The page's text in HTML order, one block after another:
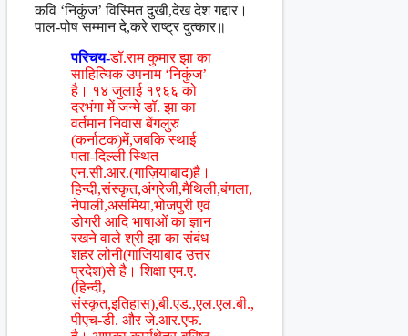
कवि ‘निकुंज’ विस्मित दुखी,देख देश गद्दार।
पाल-पोष सम्मान दे,करे राष्ट्र दुत्कार॥
परिचय-डॉ.राम कुमार झा का
साहित्यिक उपनाम ‘निकुंज’
है। १४ जुलाई १९६६ को
दरभंगा में जन्मे डॉ. झा का
वर्तमान निवास बेंगलुरु
(कर्नाटक)में,जबकि स्थाई
पता-दिल्ली स्थित
एन.सी.आर.(गाज़ियाबाद)है।
हिन्दी,संस्कृत,अंग्रेजी,मैथिली,बंगला,
नेपाली,असमिया,भोजपुरी एवं
डोगरी आदि भाषाओं का ज्ञान
रखने वाले श्री झा का संबंध
शहर लोनी(गाजि़याबाद उत्तर
प्रदेश)से है। शिक्षा एम.ए.
(हिन्दी,
संस्कृत,इतिहास),बी.एड.,एल.एल.बी.,
पीएच-डी. और जे.आर.एफ.